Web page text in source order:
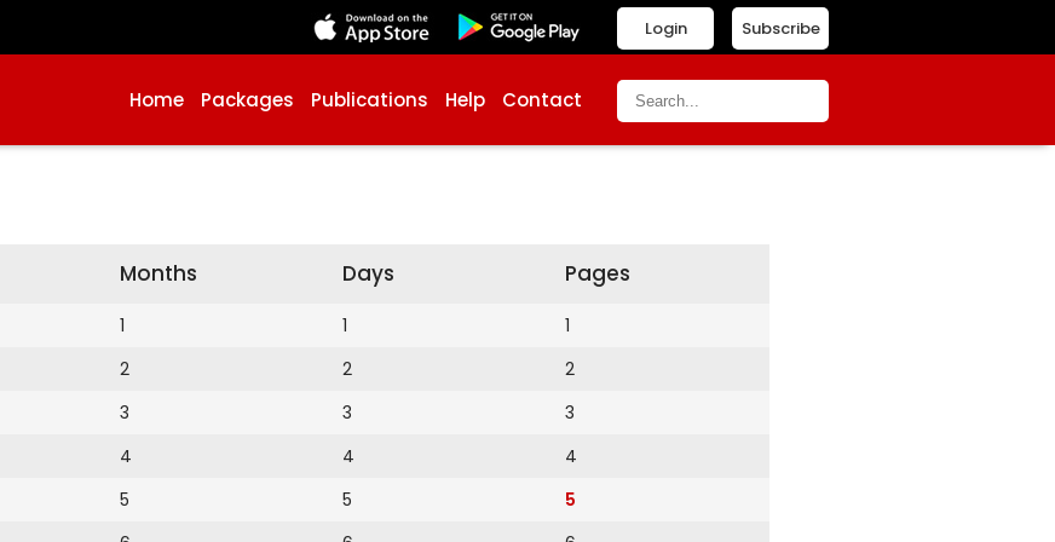
Subscribe
Login
Home Packages Publications Help Contact
Months
1
2
3
4
5
Days
1
2
3
4
5
Pages
1
2
3
4
5